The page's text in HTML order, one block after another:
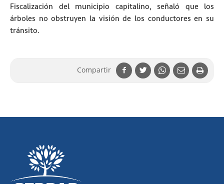
Fiscalización del municipio capitalino, señaló que los
árboles no obstruyen la visión de los conductores en su
tránsito.
Compartir